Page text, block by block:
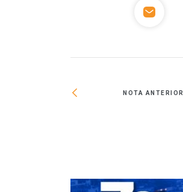
NOTA ANTERIOR